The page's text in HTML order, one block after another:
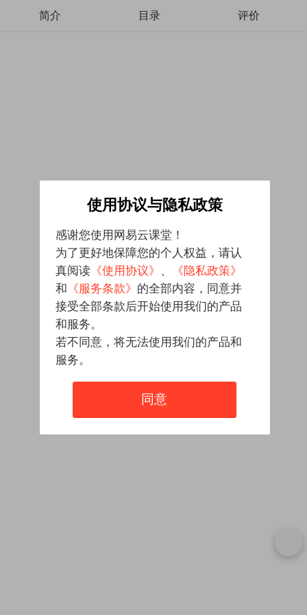
简介 目录 评价
使用协议与隐私政策
感谢您使用网易云课堂！
为了更好地保障您的个人权益，请认
真阅读 《使用协议》 、
《隐私政策》
和 《服务条款》 的全部内容，同意并
接受全部条款后开始使用我们的产品
和服务。
若不同意，将无法使用我们的产品和
服务。
同意